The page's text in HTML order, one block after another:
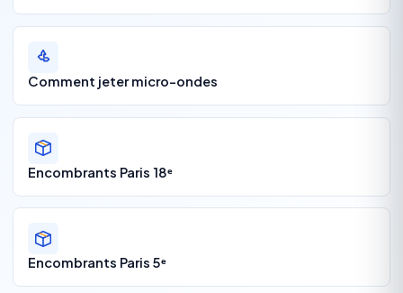
Comment jeter micro-ondes
Encombrants Paris 18ᵉ
Encombrants Paris 5ᵉ